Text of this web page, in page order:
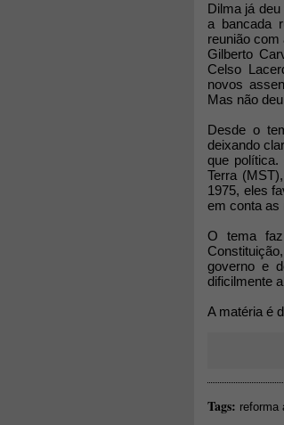
Dilma já
a bancada
reunião
Gilberto
Celso
novos
Mas não
Desde o
deixando
que
Terra
1975, eles
em conta as
O tema
governo e
dificilmente
A matéria é
Tags: reforma